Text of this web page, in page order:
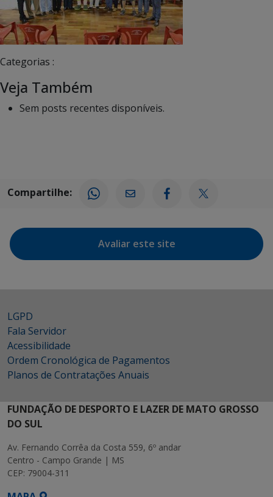
Categorias :
Veja Também
Sem posts recentes disponíveis.
Compartilhe:
Avaliar este site
LGPD
Fala Servidor
Acessibilidade
Ordem Cronológica de Pagamentos
Planos de Contratações Anuais
FUNDAÇÃO DE DESPORTO E LAZER DE MATO GROSSO
DO SUL
Av. Fernando Corrêa da Costa 559, 6º andar
Centro - Campo Grande | MS
CEP: 79004-311